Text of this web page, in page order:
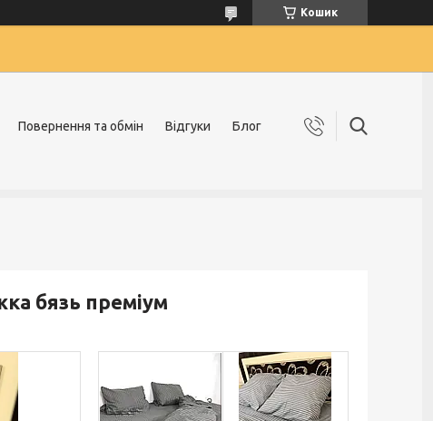
Кошик
Повернення та обмін Відгуки Блог
бязь преміум